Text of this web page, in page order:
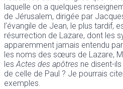
laquelle on a quelques
de Jérusalem, dirigée par
l’évangile de Jean, le plus tardif,
résurrection de Lazare, dont les
apparemment jamais entendu
les noms des sœurs de Lazare,
lesActes des apôtres ne disent-
de celle de Paul ? Je pourrais
exemples.